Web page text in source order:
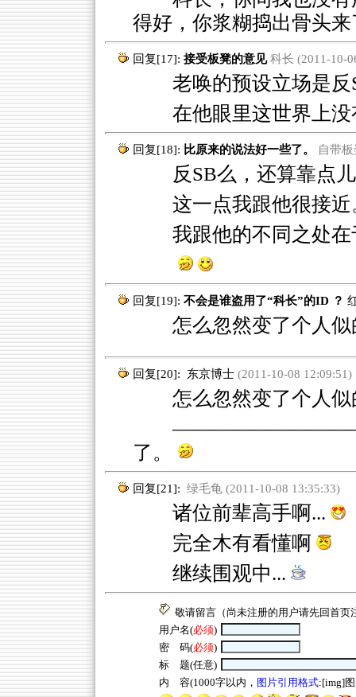
得好，你浆糊捣出骨头
回复[17]: 接受板凳的意见 科长 (2011-10-
老唤的预设立场是反
在他眼里这世界上
回复[18]: 比原来的说法好一些了。 自带
反SB么，还算靠点儿
这一点我跟他很接
我跟他的不同之处
回复[19]: 不会是谁盗用了“科长”的ID ？
怎么忽然变了个人
回复[20]: 东京博士(2011-10-08 12:09:51)
怎么忽然变了个人似
————————————
了。
回复[21]: 绿毛龟 (2011-10-08 13:35:33)
诸位前辈高手啊...
完全木有看懂啊
继续围观中...
敬请留言（尚未注册的用户请先回首页
用户名(必须)
密 码(必须)
标 题(任意)
内 容(1000字以内， 图片引用格式:[img]